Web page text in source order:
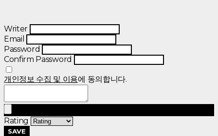
Writer
Email
Password
Confirm Password
개인정보 수집 및 이용에 동의합니다.
Rating
SAVE